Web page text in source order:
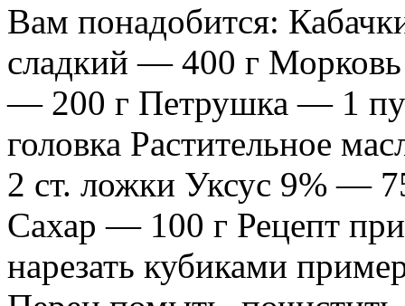
Вам понадобится:
сладкий — 400 г
— 200 г Петрушка — 1
головка Растительное
2 ст. ложки Уксус 9% —
Сахар — 100 г Рецепт
нарезать кубиками